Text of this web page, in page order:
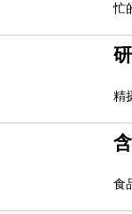
忙
力
际
精
说
年
食